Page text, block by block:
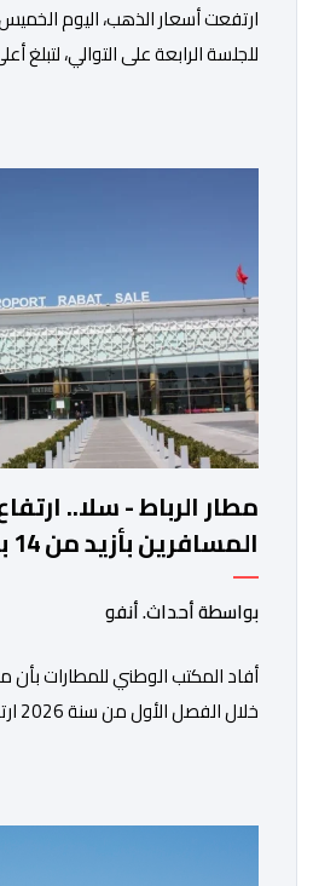
للجلسة الرابعة على التوالي،
بنسبة
مطار الرباط - سلا..
الفصل الأول من 2026
بواسطة أحداث. أنفو
أفاد المكتب الوطني للمطارات بأن
مسافرا خلال الستة أشهر الأولى من